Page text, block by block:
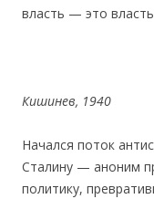
власть — это
Кишинев, 1940
Начался поток
Сталину — аноним
политику,